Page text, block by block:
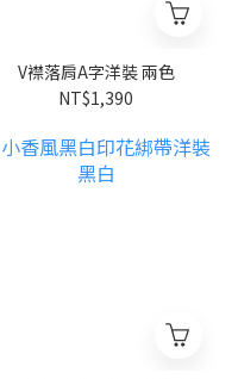
V襟落肩A字洋裝 兩色
NT$1,390